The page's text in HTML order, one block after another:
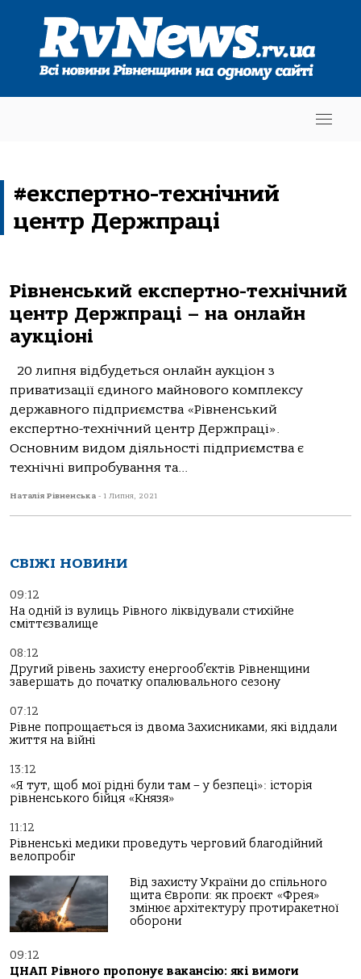
#експертно-технічний
центр Держпраці
Рівненський експертно-технічний
центр Держпраці – на онлайн
аукціоні
20 липня відбудеться онлайн аукціон з
приватизації єдиного майнового комплексу
державного підприємства «Рівненський
експертно-технічний центр Держпраці».
Основним видом діяльності підприємства є
технічні випробування та...
Наталія Рівненська - 1 Липня, 2021
СВІЖІ НОВИНИ
09:12
На одній із вулиць Рівного ліквідували стихійне
сміттєзвалище
08:12
Другий рівень захисту енергооб’єктів Рівненщини
завершать до початку опалювального сезону
07:12
Рівне попрощається із двома Захисниками, які віддали
життя на війні
13:12
«Я тут, щоб мої рідні були там – у безпеці»: історія
рівненського бійця «Князя»
11:12
Рівненські медики проведуть черговий благодійний
велопробіг
Від захисту України до спільного
щита Європи: як проєкт «Фрея»
змінює архітектуру протиракетної
оборони
09:12
ЦНАП Рівного пропонує вакансію: які вимоги